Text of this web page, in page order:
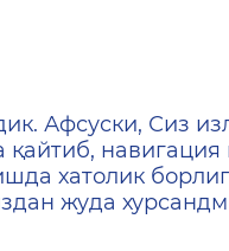
Афсуски, Сиз
навигация
хатолик
жуда